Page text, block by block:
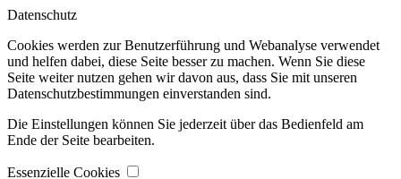
Datenschutz
Cookies werden zur Benutzerführung und Webanalyse verwendet
und helfen dabei, diese Seite besser zu machen. Wenn Sie diese
Seite weiter nutzen gehen wir davon aus, dass Sie mit unseren
Datenschutzbestimmungen einverstanden sind.
Die Einstellungen können Sie jederzeit über das Bedienfeld am
Ende der Seite bearbeiten.
Essenzielle Cookies